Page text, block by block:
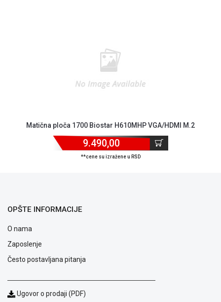
Podrška
uslovi
poslovanja
Saobraznost
prijava
Matična ploča 1700 Biostar H610MHP VGA/HDMI M.2
9.490,00
**cene su izražene u RSD
OPŠTE INFORMACIJE
O nama
Zaposlenje
Često postavljana pitanja
Ugovor o prodaji (PDF)